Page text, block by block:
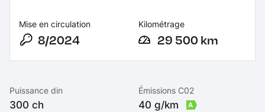
Mise en circulation
8/2024
Kilométrage
29 500 km
Puissance din
300 ch
Émissions C02
40 g/km A